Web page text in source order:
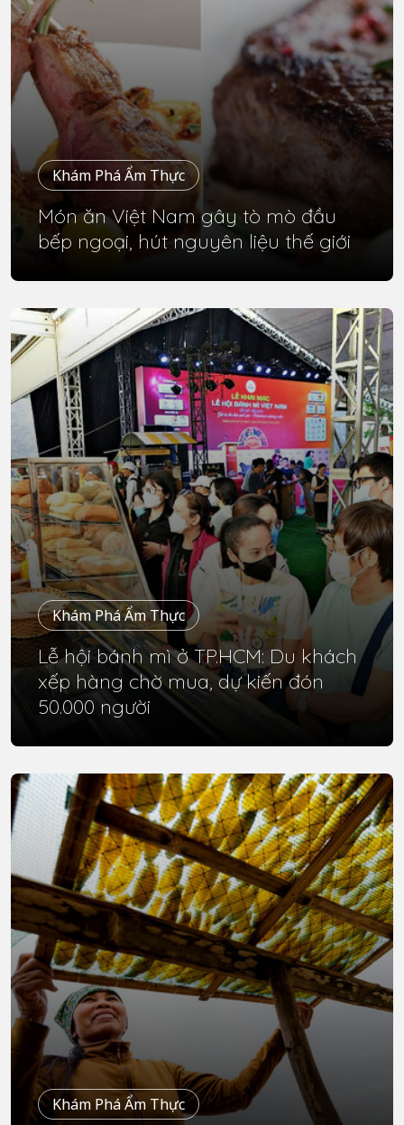
Khám Phá Ẩm Thực
Món ăn Việt Nam gây tò mò đầu
bếp ngoại, hút nguyên liệu thế giới
Khám Phá Ẩm Thực
Lễ hội bánh mì ở TP.HCM: Du khách
xếp hàng chờ mua, dự kiến đón
50.000 người
Khám Phá Ẩm Thực